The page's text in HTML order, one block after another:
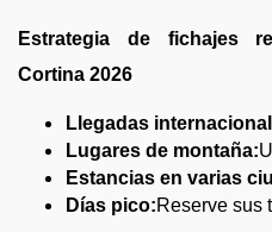
Estrategia de fichajes
Cortina 2026
Llegadas
Lugares de montaña:
Estancias en varias
Días pico:Reserve sus